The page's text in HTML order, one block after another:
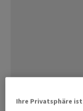
Ihre Privatsphäre